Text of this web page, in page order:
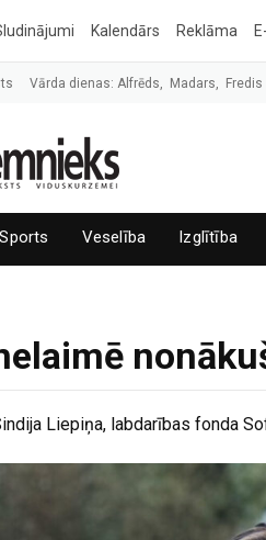
Kalendārs Reklāma
Vārda dienas: Alfrēds, Madars, Fredis
Sports Veselība Izglītība
Liepiņa, labdarības fonda